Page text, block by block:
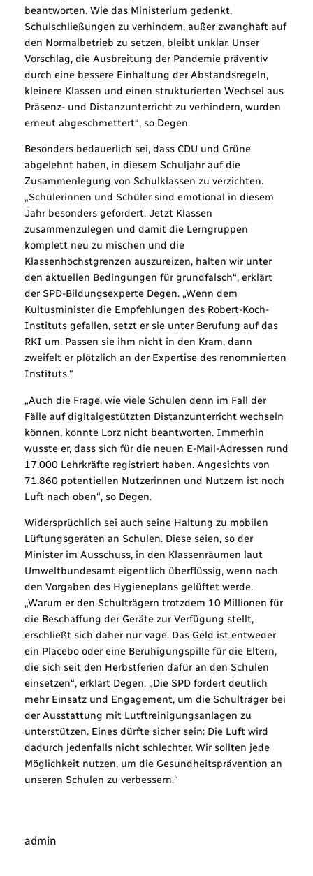
beantworten. Wie das Ministerium gedenkt,
Schulschließungen zu verhindern, außer zwanghaft auf
den Normalbetrieb zu setzen, bleibt unklar. Unser
Vorschlag, die Ausbreitung der Pandemie präventiv
durch eine bessere Einhaltung der Abstandsregeln,
kleinere Klassen und einen strukturierten Wechsel aus
Präsenz- und Distanzunterricht zu verhindern, wurden
erneut abgeschmettert“, so Degen.
Besonders bedauerlich sei, dass CDU und Grüne
abgelehnt haben, in diesem Schuljahr auf die
Zusammenlegung von Schulklassen zu verzichten.
„Schülerinnen und Schüler sind emotional in diesem
Jahr besonders gefordert. Jetzt Klassen
zusammenzulegen und damit die Lerngruppen
komplett neu zu mischen und die
Klassenhöchstgrenzen auszureizen, halten wir unter
den aktuellen Bedingungen für grundfalsch“, erklärt
der SPD-Bildungsexperte Degen. „Wenn dem
Kultusminister die Empfehlungen des Robert-Koch-
Instituts gefallen, setzt er sie unter Berufung auf das
RKI um. Passen sie ihm nicht in den Kram, dann
zweifelt er plötzlich an der Expertise des renommierten
Instituts.“
„Auch die Frage, wie viele Schulen denn im Fall der
Fälle auf digitalgestützten Distanzunterricht wechseln
können, konnte Lorz nicht beantworten. Immerhin
wusste er, dass sich für die neuen E-Mail-Adressen rund
17.000 Lehrkräfte registriert haben. Angesichts von
71.860 potentiellen Nutzerinnen und Nutzern ist noch
Luft nach oben“, so Degen.
Widersprüchlich sei auch seine Haltung zu mobilen
Lüftungsgeräten an Schulen. Diese seien, so der
Minister im Ausschuss, in den Klassenräumen laut
Umweltbundesamt eigentlich überflüssig, wenn nach
den Vorgaben des Hygieneplans gelüftet werde.
„Warum er den Schulträgern trotzdem 10 Millionen für
die Beschaffung der Geräte zur Verfügung stellt,
erschließt sich daher nur vage. Das Geld ist entweder
ein Placebo oder eine Beruhigungspille für die Eltern,
die sich seit den Herbstferien dafür an den Schulen
einsetzen“, erklärt Degen. „Die SPD fordert deutlich
mehr Einsatz und Engagement, um die Schulträger bei
der Ausstattung mit Lutftreinigungsanlagen zu
unterstützen. Eines dürfte sicher sein: Die Luft wird
dadurch jedenfalls nicht schlechter. Wir sollten jede
Möglichkeit nutzen, um die Gesundheitsprävention an
unseren Schulen zu verbessern.“
admin